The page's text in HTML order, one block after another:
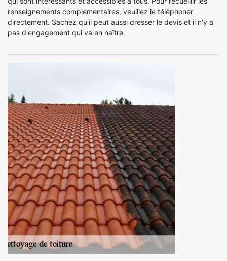
renseignements complémentaires, veuillez le téléphoner
directement. Sachez qu'il peut aussi dresser le devis et il n'y a
pas d'engagement qui va en naître.